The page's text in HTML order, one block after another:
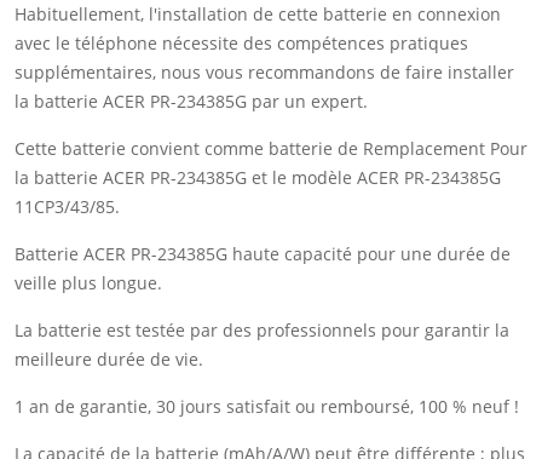
Habituellement, l'installation de cette batterie en connexion
avec le téléphone nécessite des compétences pratiques
supplémentaires, nous vous recommandons de faire installer
la batterie ACER PR-234385G par un expert.
Cette batterie convient comme batterie de Remplacement Pour
la batterie ACER PR-234385G et le modèle ACER PR-234385G
11CP3/43/85.
Batterie ACER PR-234385G haute capacité pour une durée de
veille plus longue.
La batterie est testée par des professionnels pour garantir la
meilleure durée de vie.
1 an de garantie, 30 jours satisfait ou remboursé, 100 % neuf !
La capacité de la batterie (mAh/A/W) peut être différente ; plus